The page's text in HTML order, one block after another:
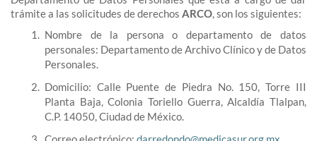
trámite a las solicitudes de derechos ARCO, son los siguientes:
Nombre de la persona o departamento de datos
personales: Departamento de Archivo Clínico y de Datos
Personales.
Domicilio: Calle Puente de Piedra No. 150, Torre III
Planta Baja, Colonia Toriello Guerra, Alcaldía Tlalpan,
C.P. 14050, Ciudad de México.